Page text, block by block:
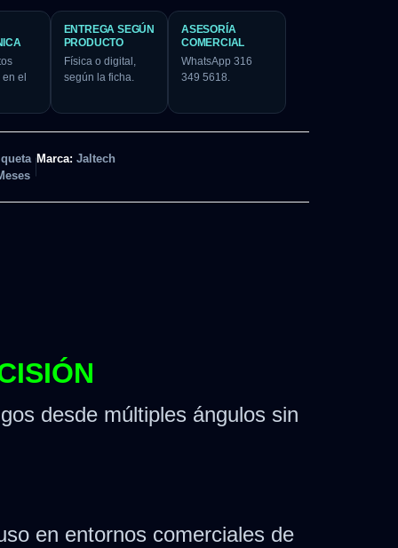
el
ENTREGA SEGÚN
PRODUCTO
Física o digital,
según la ficha.
ASESORÍA
COMERCIAL
WhatsApp 316
349 5618.
Marca: Jaltech
desde múltiples ángulos sin
en entornos comerciales de